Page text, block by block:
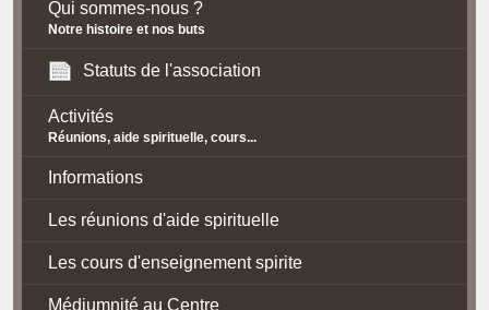
Qui sommes-nous ?
Notre histoire et nos buts
Statuts de l'association
Activités
Réunions, aide spirituelle, cours...
Informations
Les réunions d'aide spirituelle
Les cours d'enseignement spirite
Médiumnité au Centre